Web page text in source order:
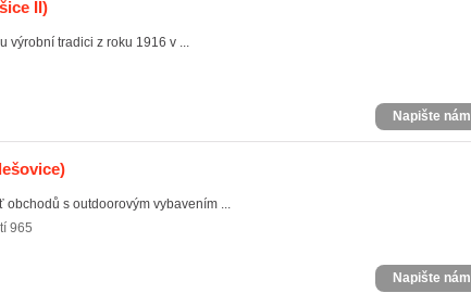
II)
výrobní tradici z roku 1916 v ...
Napište nám
s outdoorovým vybavením ...
965
Napište nám